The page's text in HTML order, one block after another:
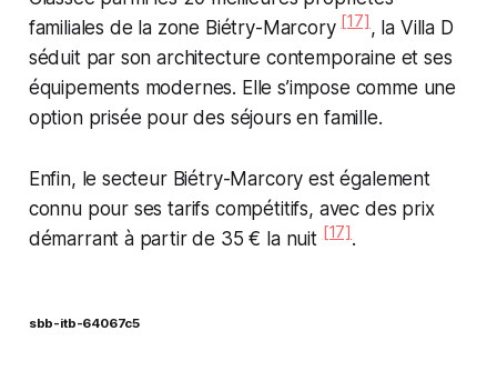
familiales de la zone Biétry-Marcory[17], la Villa D
séduit par son architecture contemporaine et ses
équipements modernes. Elle s’impose comme une
option prisée pour des séjours en famille.
Enfin, le secteur Biétry-Marcory est également
connu pour ses tarifs compétitifs, avec des prix
démarrant à partir de 35 € la nuit[17] .
sbb-itb-64067c5